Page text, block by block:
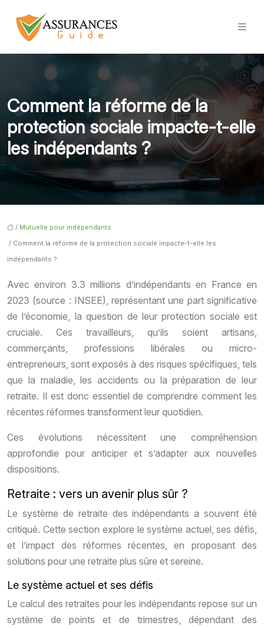
Comment la réforme de la
protection sociale impacte-t-elle
les indépendants ?
/ Mutuelle pour indépendants
/ Comment la réforme de la protection sociale impacte-t-elle les
indépendants ?
Avec environ 3.3 millions d’indépendants en France en
2023 (source : INSEE), représentant une part significative
de l’économie, la question de leur protection sociale est
cruciale. Ces travailleurs, qu’ils soient artisans,
commerçants, professions libérales ou micro-
entrepreneurs, sont exposés à des risques spécifiques, tels
que la maladie, les accidents ou la préparation de leur
retraite. Il est donc essentiel de comprendre comment les
récentes réformes transforment leur quotidien.
Ces évolutions nécessitent une compréhension
approfondie pour anticiper et s’adapter aux nouvelles
dispositions.
Retraite : vers un avenir plus sûr ?
Le système de retraite des indépendants a souvent été
critiqué. Cette section explore le système actuel, ses défis,
et l’impact des réformes récentes, en proposant des
solutions pour une retraite plus sûre et sereine.
Le système actuel et ses défis
Le calcul des retraites pour les indépendants repose sur un
système de points et de trimestres, dépendant des